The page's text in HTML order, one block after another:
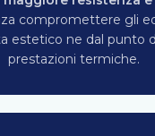
compromettere gli
estetico ne dal punto
prestazioni termiche.